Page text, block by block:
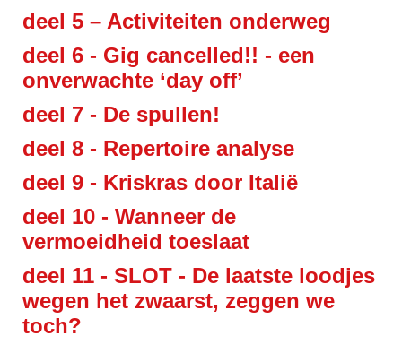
deel 5 – Activiteiten onderweg
deel 6 - Gig cancelled!! - een
onverwachte ‘day off’
deel 7 - De spullen!
deel 8 - Repertoire analyse
deel 9 - Kriskras door Italië
deel 10 - Wanneer de
vermoeidheid toeslaat
deel 11 - SLOT - De laatste loodjes
wegen het zwaarst, zeggen we
toch?